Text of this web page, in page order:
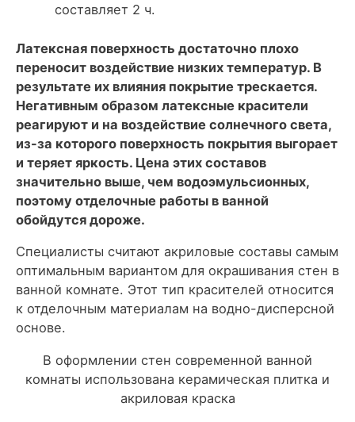
составляет 2 ч.
Латексная поверхность достаточно плохо
переносит воздействие низких температур. В
результате их влияния покрытие трескается.
Негативным образом латексные красители
реагируют и на воздействие солнечного света,
из-за которого поверхность покрытия выгорает
и теряет яркость. Цена этих составов
значительно выше, чем водоэмульсионных,
поэтому отделочные работы в ванной
обойдутся дороже.
Специалисты считают акриловые составы самым
оптимальным вариантом для окрашивания стен в
ванной комнате. Этот тип красителей относится
к отделочным материалам на водно-дисперсной
основе.
В оформлении стен современной ванной
комнаты использована керамическая плитка и
акриловая краска